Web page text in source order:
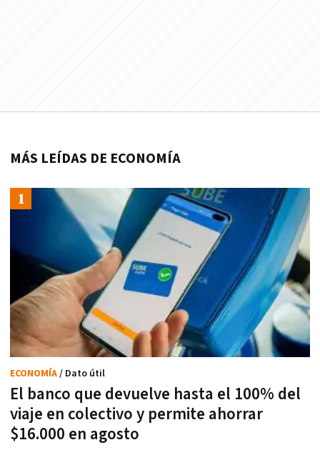
MÁS LEÍDAS DE ECONOMÍA
El banco que devuelve hasta el 100% del
viaje en colectivo y permite ahorrar
$16.000 en agosto
ECONOMÍA/ Dato útil